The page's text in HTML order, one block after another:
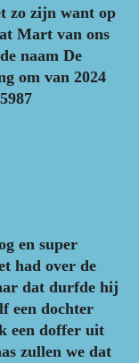
zo zijn want op
Mart van ons
naam De
om van 2024
en super
had over de
dat durfde hij
een dochter
een doffer uit
zullen we dat